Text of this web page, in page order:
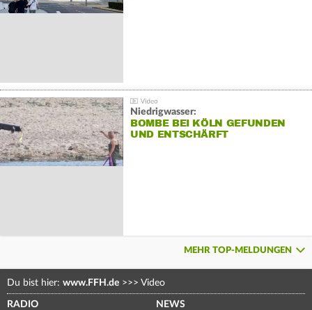
Niedrigwasser:
BOMBE BEI KÖLN GEFUNDEN
UND ENTSCHÄRFT
MEHR TOP-MELDUNGEN
Du bist hier: www.FFH.de >>> Video
RADIO NEWS